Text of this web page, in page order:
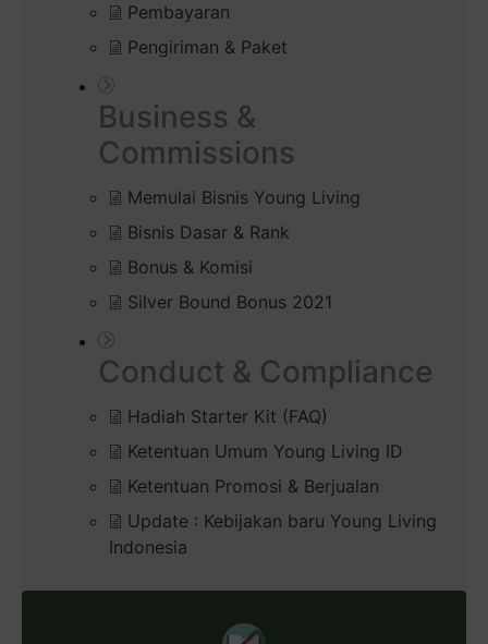
Pembayaran
Pengiriman & Paket
Business &
Commissions
Memulai Bisnis Young Living
Bisnis Dasar & Rank
Bonus & Komisi
Silver Bound Bonus 2021
Conduct & Compliance
Hadiah Starter Kit (FAQ)
Ketentuan Umum Young Living ID
Ketentuan Promosi & Berjualan
Update : Kebijakan baru Young Living
Indonesia